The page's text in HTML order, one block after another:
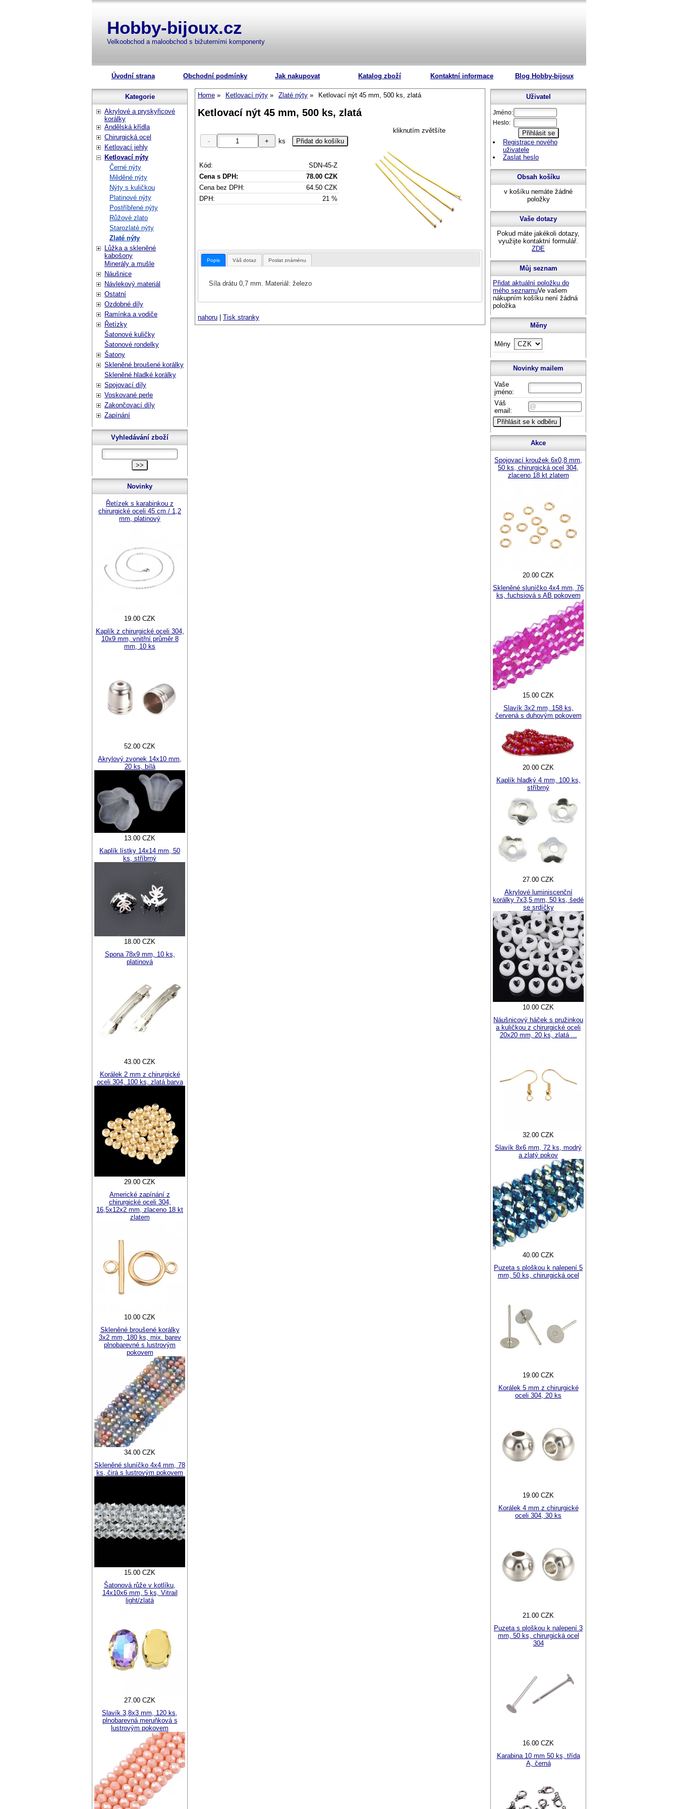
Hobby-bijoux.cz
Velkoobchod a maloobchod s bižuterními komponenty
Úvodní strana Obchodní podmínky Jak nakupovat Katalog zboží Kontaktní informace Blog Hobby-bijoux
Home Ketlovací nýty Zlaté nýty Ketlovací nýt 45 mm, 500 ks, zlatá
Ketlovací nýt 45 mm, 500 ks, zlatá
kliknutím zvětšíte
ks
Kód:
SDN-45-Z
Cena s DPH:
78.00 CZK
Cena bez DPH:
64.50 CZK
DPH:
21 %
Popis Váš dotaz Poslat známénu
Síla drátu 0,7 mm. Materiál: železo
nahoru | Tisk stranky
Kategorie
Akrylové a pryskyřicové
korálky
Andělská křídla
Chirurgická ocel
Ketlovací jehly
Ketlovací nýty
Černé nýty
Měděné nýty
Nýty s kuličkou
Platinové nýty
Postříbřené nýty
Růžové zlato
Starozlaté nýty
Zlaté nýty
Lůžka a skleněné
kabošony
Minerály a mušle
Náušnice
Návlekový materiál
Ostatní
Ozdobné díly
Ramínka a vodiče
Řetízky
Šatonové kuličky
Šatonové rondelky
Šatony
Skleněné broušené korálky
Skleněné hladké korálky
Spojovací díly
Voskované perle
Zakončovací díly
Zapínání
Vyhledávání zboží
Novinky
Řetízek s karabinkou z
chirurgické oceli 45 cm / 1,2
mm, platinový
19.00 CZK
Kaplík z chirurgické oceli 304,
10x9 mm, vnitřní průměr 8
mm, 10 ks
52.00 CZK
Akrylový zvonek 14x10 mm,
20 ks, bílá
13.00 CZK
Kaplík lístky 14x14 mm, 50
ks, stříbrný
18.00 CZK
Spona 78x9 mm, 10 ks,
platinová
43.00 CZK
Korálek 2 mm z chirurgické
oceli 304, 100 ks, zlatá barva
29.00 CZK
Americké zapínání z
chirurgické oceli 304,
16,5x12x2 mm, zlaceno 18 kt
zlatem
10.00 CZK
Skleněné broušené korálky
3x2 mm, 180 ks, mix. barev
plnobarevné s lustrovým
pokovem
34.00 CZK
Skleněné sluníčko 4x4 mm, 78
ks, čirá s lustrovým pokovem
15.00 CZK
Šatonová růže v kotlíku,
14x10x6 mm, 5 ks, Vitrail
light/zlatá
27.00 CZK
Slavík 3,8x3 mm, 120 ks,
plnobarevná meruňková s
lustrovým pokovem
Uživatel
Jméno:
Heslo:
Registrace nového
uživatele
Zaslat heslo
Obsah košíku
v košíku nemáte žádné
položky
Vaše dotazy
Pokud máte jakékoli dotazy,
využijte kontaktní formulář.
ZDE
Můj seznam
Přidat aktuální položku do
mého seznamuVe vašem
nákupním košíku není žádná
položka
Měny
Měny
Novinky mailem
Vaše
jméno:
Váš
email:
Akce
Spojovací kroužek 6x0,8 mm,
50 ks, chirurgická ocel 304,
zlaceno 18 kt zlatem
20.00 CZK
Skleněné sluníčko 4x4 mm, 76
ks, fuchsiová s AB pokovem
15.00 CZK
Slavík 3x2 mm, 158 ks,
červená s duhovým pokovem
20.00 CZK
Kaplík hladký 4 mm, 100 ks,
stříbrný
27.00 CZK
Akrylové luminiscenční
korálky 7x3,5 mm, 50 ks, šedé
se srdíčky
10.00 CZK
Náušnicový háček s pružinkou
a kuličkou z chirurgické oceli
20x20 mm, 20 ks, zlatá ...
32.00 CZK
Slavík 8x6 mm, 72 ks, modrý
a zlatý pokov
40.00 CZK
Puzeta s ploškou k nalepení 5
mm, 50 ks, chirurgická ocel
19.00 CZK
Korálek 5 mm z chirurgické
oceli 304, 20 ks
19.00 CZK
Korálek 4 mm z chirurgické
oceli 304, 30 ks
21.00 CZK
Puzeta s ploškou k nalepení 3
mm, 50 ks, chirurgická ocel
304
16.00 CZK
Karabina 10 mm 50 ks, třída
A, černá